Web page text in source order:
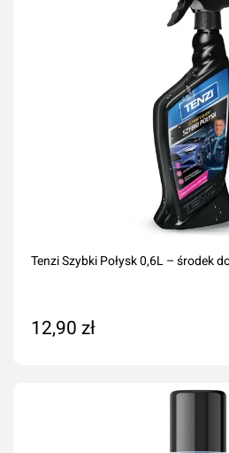
Tenzi Szybki Połysk 0,6L – środek
12,90 zł